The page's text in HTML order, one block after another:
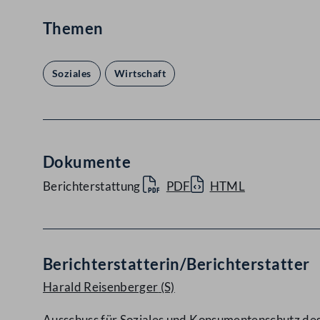
Themen
Soziales Wirtschaft
Dokumente
Berichterstattung PDF HTML
Berichterstatterin/Berichterstatter
Harald Reisenberger (S)